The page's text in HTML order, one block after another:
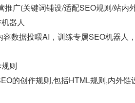
推广(关键词铺设/适配SEO规则/站内
器人
数据投喂AI，训练专属SEO机器人
则
的创作规则,包括HTML规则,内外链